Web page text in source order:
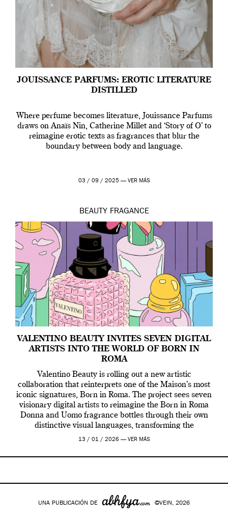
JOUISSANCE PARFUMS: EROTIC LITERATURE
DISTILLED
Where perfume becomes literature, Jouissance Parfums
draws on Anaïs Nin, Catherine Millet and ‘Story of O’ to
reimagine erotic texts as fragrances that blur the
boundary between body and language.
03 / 09 / 2025 — VER MÁS
BEAUTY FRAGANCE
VALENTINO BEAUTY INVITES SEVEN DIGITAL
ARTISTS INTO THE WORLD OF BORN IN
ROMA
Valentino Beauty is rolling out a new artistic
collaboration that reinterprets one of the Maison’s most
iconic signatures, Born in Roma. The project sees seven
visionary digital artists to reimagine the Born in Roma
Donna and Uomo fragrance bottles through their own
distinctive visual languages, transforming the
emblematic design into a contemporary canvas.
13 / 01 / 2026 — VER MÁS
UNA PUBLICACIÓN DE ©VEIN, 2026